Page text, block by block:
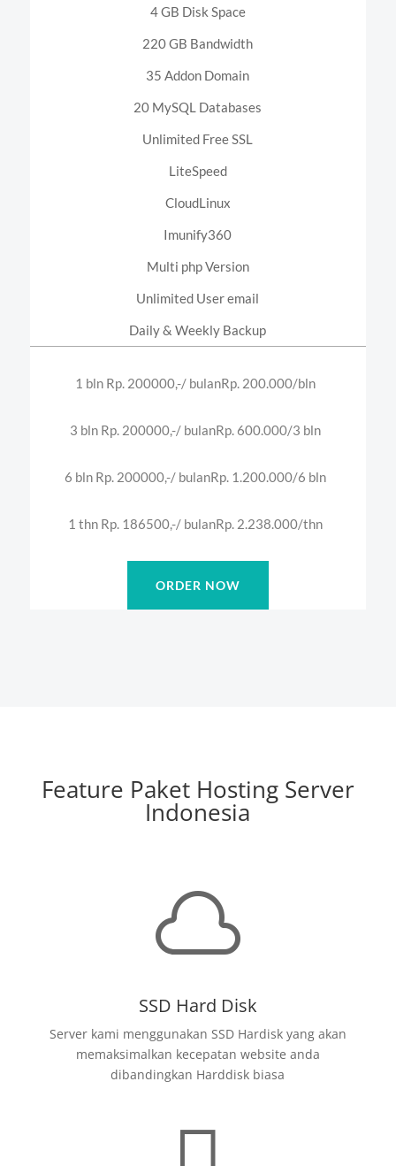
4 GB Disk Space
220 GB Bandwidth
35 Addon Domain
20 MySQL Databases
Unlimited Free SSL
LiteSpeed
CloudLinux
Imunify360
Multi php Version
Unlimited User email
Daily & Weekly Backup
1 bln Rp. 200000,-/ bulanRp. 200.000/bln
3 bln Rp. 200000,-/ bulanRp. 600.000/3 bln
6 bln Rp. 200000,-/ bulanRp. 1.200.000/6 bln
1 thn Rp. 186500,-/ bulanRp. 2.238.000/thn
ORDER NOW
Feature Paket Hosting Server
Indonesia

SSD Hard Disk
Server kami menggunakan SSD Hardisk yang akan
memaksimalkan kecepatan website anda
dibandingkan Harddisk biasa